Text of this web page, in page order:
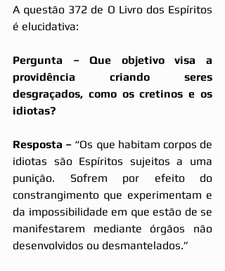
A questão 372 de O Livro dos Espíritos
é elucidativa:
Pergunta – Que objetivo visa a
providência criando seres
desgraçados, como os cretinos e os
idiotas?
Resposta – “Os que habitam corpos de
idiotas são Espíritos sujeitos a uma
punição. Sofrem por efeito do
constrangimento que experimentam e
da impossibilidade em que estão de se
manifestarem mediante órgãos não
desenvolvidos ou desmantelados.”